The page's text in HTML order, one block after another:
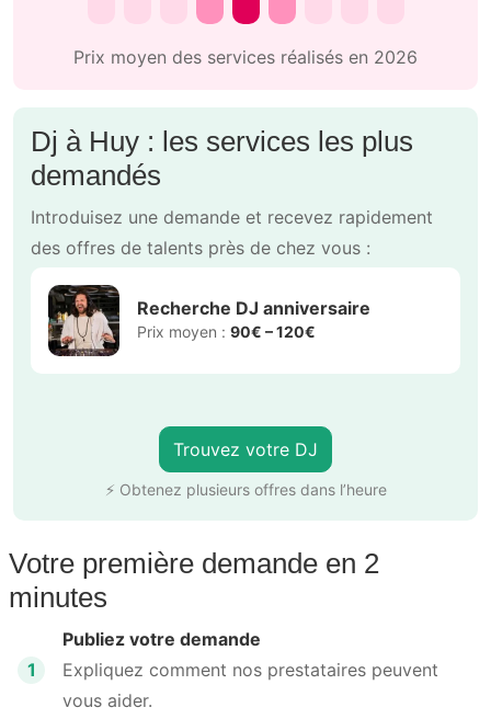
Prix moyen des services réalisés en 2026
Dj à Huy : les services les plus
demandés
Introduisez une demande et recevez rapidement
des offres de talents près de chez vous :
Recherche DJ anniversaire
Prix moyen : 90€ – 120€
Trouvez votre DJ
⚡ Obtenez plusieurs offres dans l’heure
Votre première demande en 2
minutes
1
Publiez votre demande
Expliquez comment nos prestataires peuvent
vous aider.